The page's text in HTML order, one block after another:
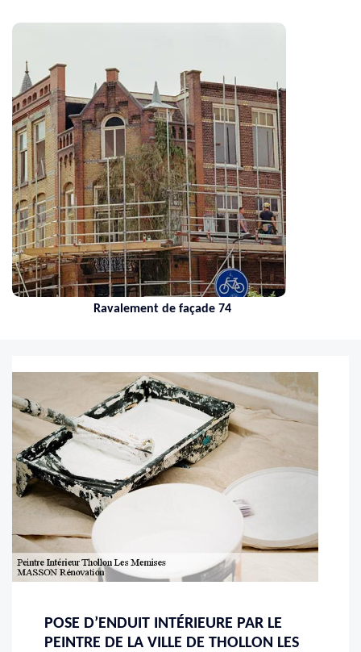
Ravalement de façade 74
POSE D’ENDUIT INTÉRIEURE PAR LE
PEINTRE DE LA VILLE DE THOLLON LES